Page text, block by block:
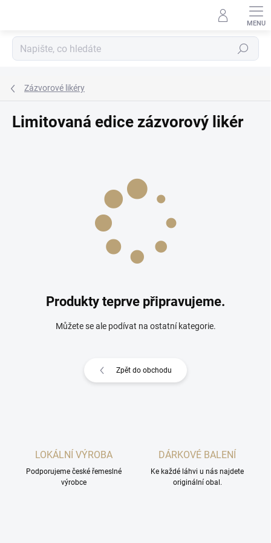
Hledat
Zázvorové likéry
Limitovaná edice zázvorový likér
Produkty teprve připravujeme.
Můžete se ale podívat na ostatní kategorie.
Zpět do obchodu
LOKÁLNÍ VÝROBA
Podporujeme české řemeslné
výrobce
DÁRKOVÉ BALENÍ
Ke každé láhvi u nás najdete
originální obal.